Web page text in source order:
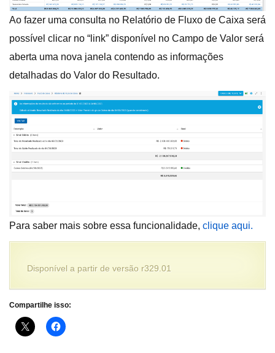
Ao fazer uma consulta no Relatório de Fluxo de Caixa será
possível clicar no “link” disponível no Campo de Valor será
aberta uma nova janela contendo as informações
detalhadas do Valor do Resultado.
Para saber mais sobre essa funcionalidade, clique aqui.
Disponível a partir de versão r329.01
Compartilhe isso: